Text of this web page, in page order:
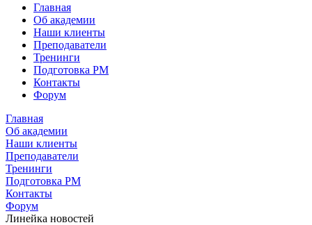
Главная
Об академии
Наши клиенты
Преподаватели
Тренинги
Подготовка PM
Контакты
Форум
Главная
Об академии
Наши клиенты
Преподаватели
Тренинги
Подготовка PM
Контакты
Форум
Линейка новостей